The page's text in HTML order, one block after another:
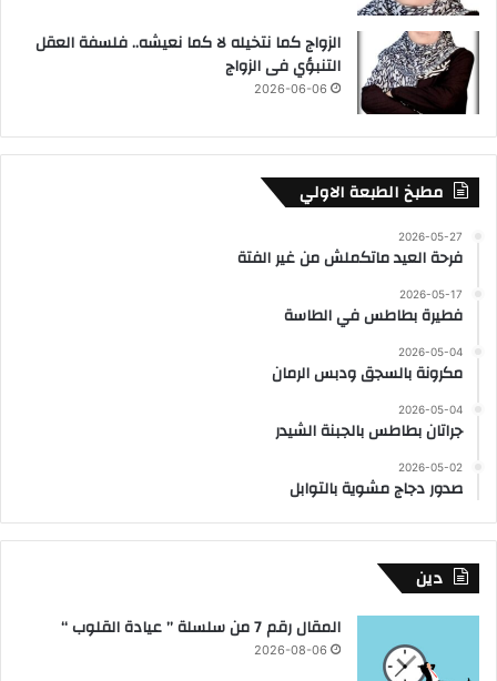
الزواج كما نتخيله لا كما نعيشه.. فلسفة العقل
التنبؤي فى الزواج
2026-06-06
مطبخ الطبعة الاولي
2026-05-27
فرحة العيد ماتكملش من غير الفتة
2026-05-17
فطيرة بطاطس في الطاسة
2026-05-04
مكرونة بالسجق ودبس الرمان
2026-05-04
جراتان بطاطس بالجبنة الشيدر
2026-05-02
صدور دجاج مشوية بالتوابل
دين
المقال رقم 7 من سلسلة ” عيادة القلوب “
2026-08-06